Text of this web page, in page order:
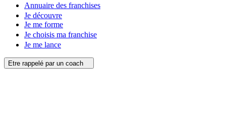
Annuaire des franchises
Je découvre
Je me forme
Je choisis ma franchise
Je me lance
Etre rappelé par un coach